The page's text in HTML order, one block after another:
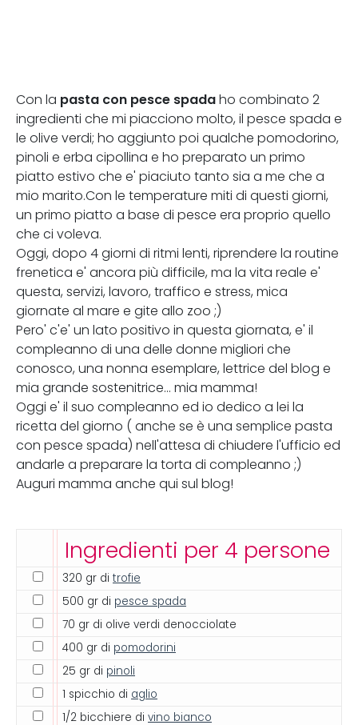
Con la pasta con pesce spada ho combinato 2
ingredienti che mi piacciono molto, il pesce spada e
le olive verdi; ho aggiunto poi qualche pomodorino,
pinoli e erba cipollina e ho preparato un primo
piatto estivo che e' piaciuto tanto sia a me che a
mio marito.Con le temperature miti di questi giorni,
un primo piatto a base di pesce era proprio quello
che ci voleva.
Oggi, dopo 4 giorni di ritmi lenti, riprendere la routine
frenetica e' ancora più difficile, ma la vita reale e'
questa, servizi, lavoro, traffico e stress, mica
giornate al mare e gite allo zoo ;)
Pero' c'e' un lato positivo in questa giornata, e' il
compleanno di una delle donne migliori che
conosco, una nonna esemplare, lettrice del blog e
mia grande sostenitrice... mia mamma!
Oggi e' il suo compleanno ed io dedico a lei la
ricetta del giorno ( anche se è una semplice pasta
con pesce spada) nell'attesa di chiudere l'ufficio ed
andarle a preparare la torta di compleanno ;)
Auguri mamma anche qui sul blog!
Ingredienti per 4 persone
320 gr di trofie
500 gr di pesce spada
70 gr di olive verdi denocciolate
400 gr di pomodorini
25 gr di pinoli
1 spicchio di aglio
1/2 bicchiere di vino bianco